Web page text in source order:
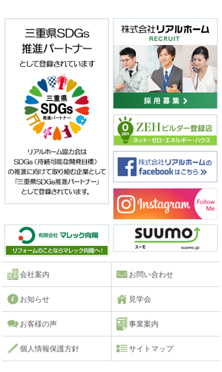
会社案内 お問い合わせ
お知らせ 見学会
お客様の声 事業案内
個人情報保護方針 サイトマップ